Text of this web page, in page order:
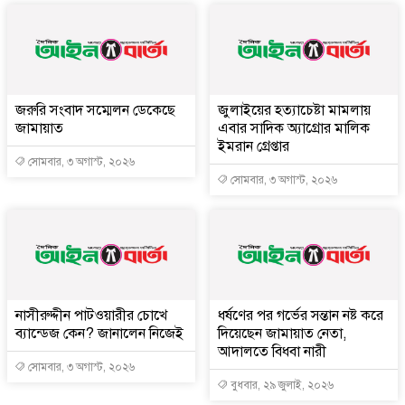
জরুরি সংবাদ সম্মেলন ডেকেছে
জামায়াত
সোমবার, ৩ অগাস্ট, ২০২৬
জুলাইয়ের হত্যাচেষ্টা মামলায়
এবার সাদিক অ্যাগ্রোর মালিক
ইমরান গ্রেপ্তার
সোমবার, ৩ অগাস্ট, ২০২৬
নাসীরুদ্দীন পাটওয়ারীর চোখে
ব্যান্ডেজ কেন? জানালেন নিজেই
সোমবার, ৩ অগাস্ট, ২০২৬
ধর্ষণের পর গর্ভের সন্তান নষ্ট করে
দিয়েছেন জামায়াত নেতা,
আদালতে বিধবা নারী
বুধবার, ২৯ জুলাই, ২০২৬